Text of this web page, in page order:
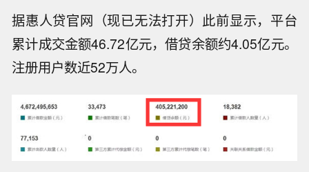
据惠人贷官网（现已无法打开）此前显示，平台
累计成交金额46.72亿元，借贷余额约4.05亿元。
注册用户数近52万人。